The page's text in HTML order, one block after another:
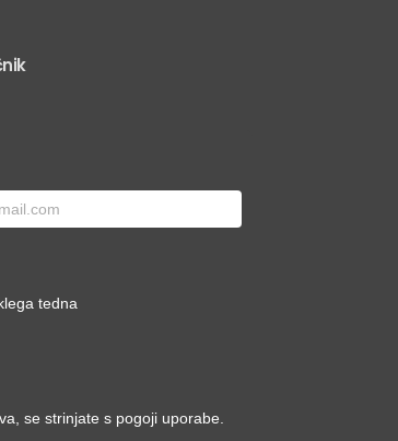
tedna
se strinjate s pogoji uporabe.